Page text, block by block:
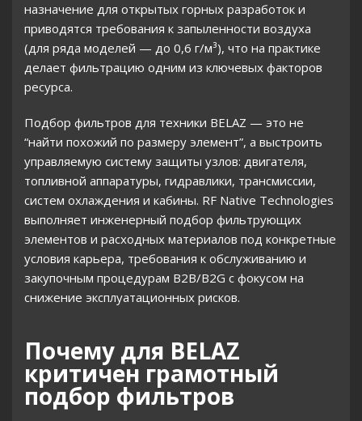
назначение для открытых горных разработок и
приводятся требования к запыленности воздуха
(для ряда моделей — до 0,6 г/м³), что на практике
делает фильтрацию одним из ключевых факторов
ресурса.
Подбор фильтров для техники BELAZ — это не
“найти похожий по размеру элемент”, а выстроить
управляемую систему защиты узлов: двигателя,
топливной аппаратуры, гидравлики, трансмиссии,
систем охлаждения и кабины. RF Native Technologies
выполняет инженерный подбор фильтрующих
элементов и расходных материалов под конкретные
условия карьера, требования к обслуживанию и
закупочным процедурам B2B/B2G с фокусом на
снижение эксплуатационных рисков.
Почему для BELAZ
критичен грамотный
подбор фильтров